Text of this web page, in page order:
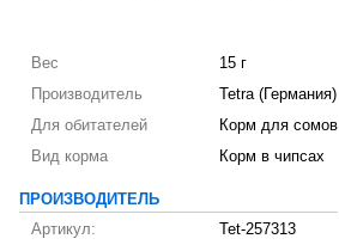
Вес
15 г
Производитель
Tetra (Германия)
Для обитателей
Корм для сомов
Вид корма
Корм в чипсах
ПРОИЗВОДИТЕЛЬ
Артикул:
Tet-257313